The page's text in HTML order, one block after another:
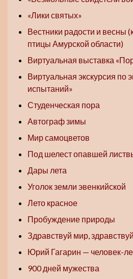
«Лики святых»
Вестники радости и весны
птицы Амурской области)
Виртуальная выставка
Виртуальная экскурсия по
испытаний»
Студенческая пора
Автограф зимы
Мир самоцветов
Под шелест опавшей
Дары лета
Уголок земли эвенкийской
Лето красное
Пробуждение природы
Здравствуй мир,
Юрий Гагарин — человек-
900 дней мужества